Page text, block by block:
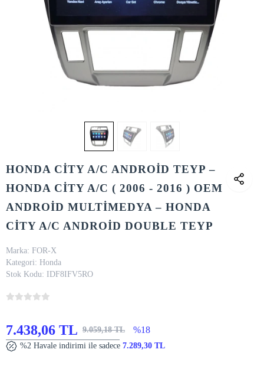
HONDA CİTY A/C ANDROİD TEYP –
HONDA CİTY A/C ( 2006 - 2016 ) OEM
ANDROİD MULTİMEDYA – HONDA
CİTY A/C ANDROİD DOUBLE TEYP
Marka: FOR-X
Kategori: Honda
Stok Kodu: IDF8IFV5RO
7.438,06 TL 9.059,18 TL %18
%2 Havale indirimi ile sadece 7.289,30 TL